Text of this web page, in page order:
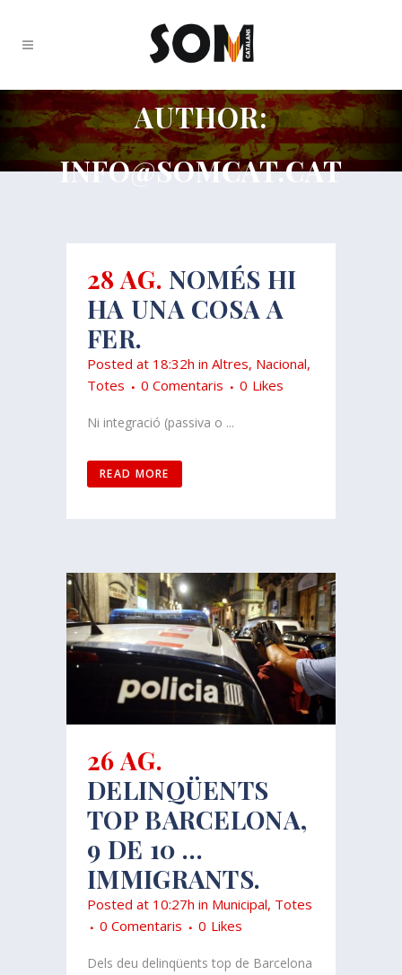
AUTHOR:
INFO@SOMCAT.CAT
28 AG. NOMÉS HI
HA UNA COSA A
FER.
Posted at 18:32h in Altres, Nacional,
Totes
0 Comentaris 0 Likes
Ni integració (passiva o ...
READ MORE
26 AG.
DELINQÜENTS
TOP BARCELONA,
9 DE 10 …
IMMIGRANTS.
Posted at 10:27h in Municipal, Totes
0 Comentaris
0 Likes
Dels deu delinqüents top de Barcelona